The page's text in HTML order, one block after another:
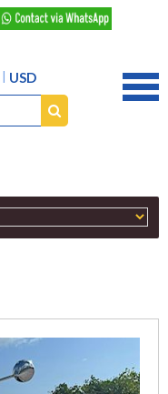
USD